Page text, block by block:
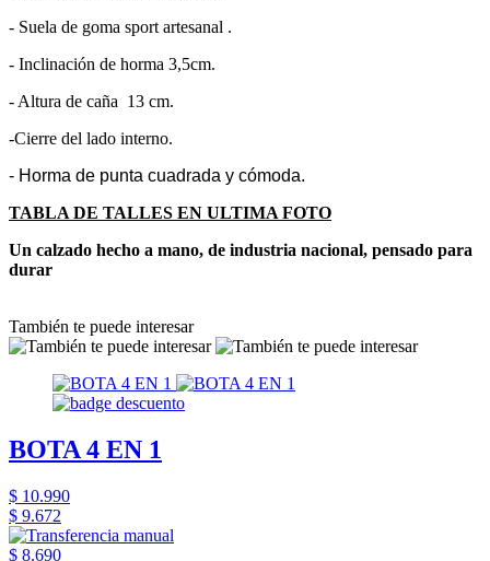
- Suela de goma sport artesanal .
- Inclinación de horma 3,5cm.
- Altura de caña 13 cm.
-Cierre del lado interno.
- Horma de punta cuadrada y cómoda.
TABLA DE TALLES EN ULTIMA FOTO
Un calzado hecho a mano, de industria nacional, pensado para
durar
También te puede interesar
BOTA 4 EN 1
$ 10.990
$ 9.672
$ 8.690